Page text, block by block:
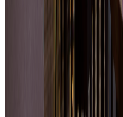
Atmosfera